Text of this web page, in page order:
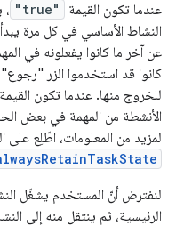
عندما تكون القيمة
"true" ،
النشاط الأساسي في كل مرة
عن آخر ما كانوا يفعلونه في
كانوا قد استخدموا الزر
للخروج منها. عندما تكون القيمة
الأنشطة من المهمة في بعض
لمزيد من المعلومات، اطّلِع على